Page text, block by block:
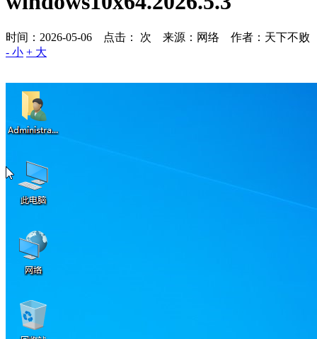
时间：2026-05-06 点击： 次 来源：网络 作者：天下不败
- 小 + 大